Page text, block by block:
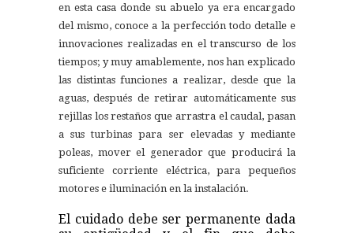
en esta casa donde su abuelo ya era encargado
del mismo, conoce a la perfección todo detalle e
innovaciones realizadas en el transcurso de los
tiempos; y muy amablemente, nos han explicado
las distintas funciones a realizar, desde que la
aguas, después de retirar automáticamente sus
rejillas los restaños que arrastra el caudal, pasan
a sus turbinas para ser elevadas y mediante
poleas, mover el generador que producirá la
suficiente corriente eléctrica, para pequeños
motores e iluminación en la instalación.
El cuidado debe ser permanente dada